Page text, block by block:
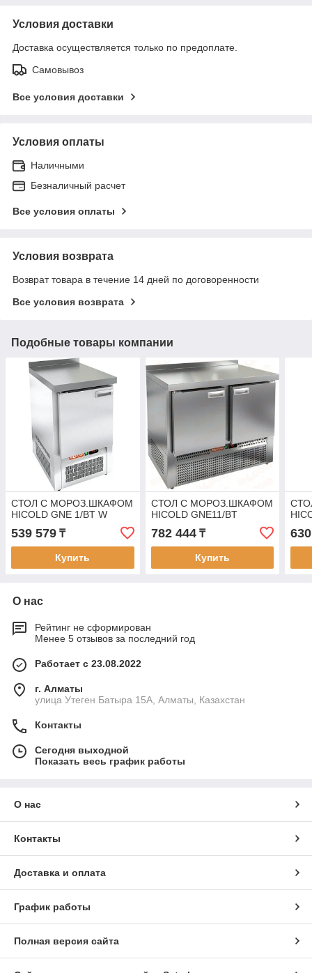
Условия доставки
Доставка осуществляется только по предоплате.
Самовывоз
Все условия доставки
Условия оплаты
Наличными
Безналичный расчет
Все условия оплаты
Условия возврата
Возврат товара в течение 14 дней по договоренности
Все условия возврата
Подобные товары компании
СТОЛ С МОРОЗ.ШКАФОМ
HICOLD GNE 1/BT W
539 579 ₸
Купить
СТОЛ С МОРОЗ.ШКАФОМ
HICOLD GNE11/BT
782 444₸
Купить
О нас
Рейтинг не сформирован
Менее 5 отзывов за последний год
Работает с 23.08.2022
г. Алматы
улица Утеген Батыра 15А, Алматы, Казахстан
Контакты
Сегодня выходной
Показать весь график работы
О нас
Контакты
Доставка и оплата
График работы
Полная версия сайта